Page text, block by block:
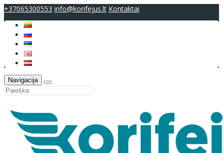
+37065300553 info@korifejus.lt Kontaktai
Navigacija